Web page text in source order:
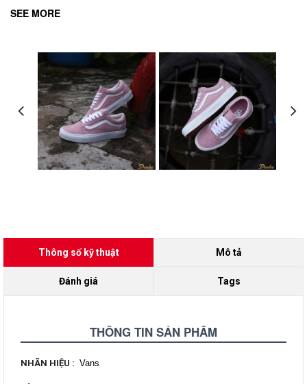
SEE MORE
Thông số kỹ thuật Mô tả
Đánh giá Tags
THÔNG TIN SẢN PHẨM
NHÃN HIỆU : Vans